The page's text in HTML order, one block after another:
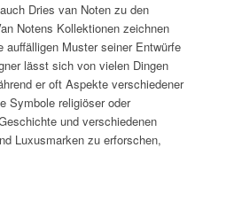
Dries van Noten zu den
Notens Kollektionen zeichnen
Muster seiner Entwürfe
lässt sich von vielen Dingen
er oft Aspekte verschiedener
Symbole religiöser oder
und verschiedenen
Luxusmarken zu erforschen,